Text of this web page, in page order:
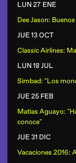
LUN 27 ENE
Dee Jason:
JUE 13 OCT
Classic Airlines:
LUN 18 JUL
Simbad: "Los
JUE 25 FEB
Matias Aguayo:
conoce"
JUE 31 DIC
Vacaciones 2016: